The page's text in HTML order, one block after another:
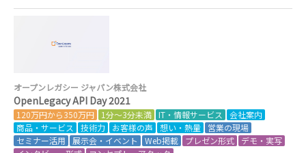
オープンレガシー ジャパン株式会社
OpenLegacy API Day 2021
120万円から350万円 1分～3分未満 IT・情報サービス
会社案内
商品・サービス
技術力 お客様の声 想い・熱量
営業の現場
セミナー活用
展示会・イベント Web掲載 プレゼン形式
デモ・実写